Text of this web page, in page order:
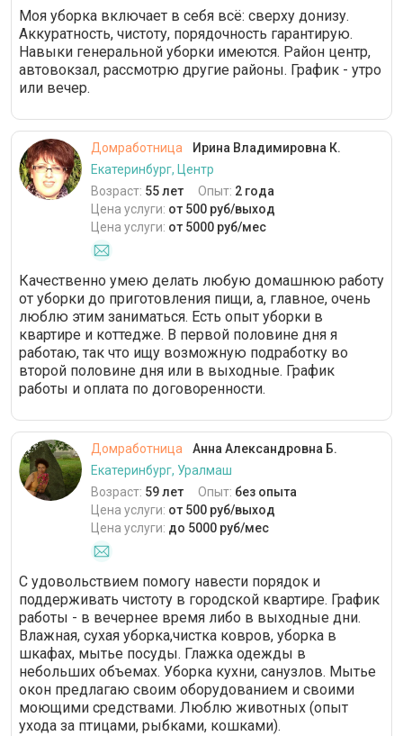
Моя уборка включает в себя всё: сверху донизу.
Аккуратность, чистоту, порядочность гарантирую.
Навыки генеральной уборки имеются. Район центр,
автовокзал, рассмотрю другие районы. График - утро
или вечер.
Домработница
Ирина Владимировна К.
Екатеринбург, Центр
Возраст: 55 лет Опыт: 2 года
Цена услуги: от 500 руб/выход
Цена услуги: от 5000 руб/мес
Качественно умею делать любую домашнюю работу
от уборки до приготовления пищи, а, главное, очень
люблю этим заниматься. Есть опыт уборки в
квартире и коттедже. В первой половине дня я
работаю, так что ищу возможную подработку во
второй половине дня или в выходные. График
работы и оплата по договоренности.
Домработница
Анна Александровна Б.
Екатеринбург, Уралмаш
Возраст: 59 лет Опыт: без опыта
Цена услуги: от 500 руб/выход
Цена услуги: до 5000 руб/мес
С удовольствием помогу навести порядок и
поддерживать чистоту в городской квартире. График
работы - в вечернее время либо в выходные дни.
Влажная, сухая уборка,чистка ковров, уборка в
шкафах, мытье посуды. Глажка одежды в
небольших объемах. Уборка кухни, санузлов. Мытье
окон предлагаю своим оборудованием и своими
моющими средствами. Люблю животных (опыт
ухода за птицами, рыбками, кошками).